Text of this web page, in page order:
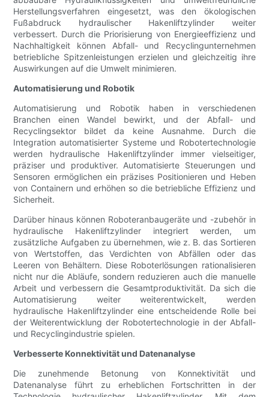
Herstellungsverfahren eingesetzt, was den ökologischen
Fußabdruck hydraulischer Hakenliftzylinder weiter
verbessert. Durch die Priorisierung von Energieeffizienz und
Nachhaltigkeit können Abfall- und Recyclingunternehmen
betriebliche Spitzenleistungen erzielen und gleichzeitig ihre
Auswirkungen auf die Umwelt minimieren.
Automatisierung und Robotik
Automatisierung und Robotik haben in verschiedenen
Branchen einen Wandel bewirkt, und der Abfall- und
Recyclingsektor bildet da keine Ausnahme. Durch die
Integration automatisierter Systeme und Robotertechnologie
werden hydraulische Hakenliftzylinder immer vielseitiger,
präziser und produktiver. Automatisierte Steuerungen und
Sensoren ermöglichen ein präzises Positionieren und Heben
von Containern und erhöhen so die betriebliche Effizienz und
Sicherheit.
Darüber hinaus können Roboteranbaugeräte und -zubehör in
hydraulische Hakenliftzylinder integriert werden, um
zusätzliche Aufgaben zu übernehmen, wie z. B. das Sortieren
von Wertstoffen, das Verdichten von Abfällen oder das
Leeren von Behältern. Diese Roboterlösungen rationalisieren
nicht nur die Abläufe, sondern reduzieren auch die manuelle
Arbeit und verbessern die Gesamtproduktivität. Da sich die
Automatisierung weiter weiterentwickelt, werden
hydraulische Hakenliftzylinder eine entscheidende Rolle bei
der Weiterentwicklung der Robotertechnologie in der Abfall-
und Recyclingindustrie spielen.
Verbesserte Konnektivität und Datenanalyse
Die zunehmende Betonung von Konnektivität und
Datenanalyse führt zu erheblichen Fortschritten in der